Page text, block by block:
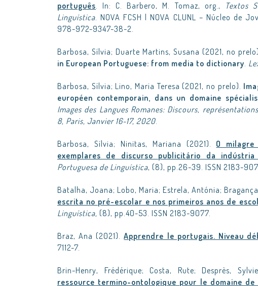
português. In: C. Barbero, M. Tomaz, org.,
Textos
Linguística. NOVA FCSH | NOVA CLUNL – Núcleo de
978-972-9347-38-2.
Barbosa, Sílvia; Duarte Martins, Susana (2021, no
in European Portuguese: from media to dictionary.
Barbosa, Sílvia; Lino, Maria Teresa (2021, no prelo).
européen contemporain, dans un domaine
Images des Langues Romanes: Discours,
8, Paris, Janvier 16-17, 2020.
Barbosa, Sílvia; Ninitas, Mariana (2021). O
exemplares de discurso publicitário da indústria
Portuguesa de Linguística, (8), pp.26-39. ISSN 2183-
Batalha, Joana; Lobo, Maria; Estrela, Antónia;
escrita no pré-escolar e nos primeiros anos de
Linguística, (8), pp.40-53. ISSN 2183-9077.
Braz, Ana (2021).Apprendre le portugais. Niveau
7112-7.
Brin-Henry, Frédérique; Costa, Rute; Desprès,
ressource termino-ontologique pour le domaine